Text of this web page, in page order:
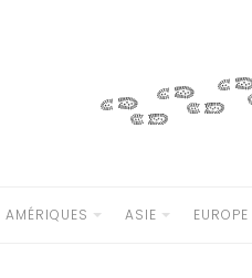
AMÉRIQUES ASIE EUROPE